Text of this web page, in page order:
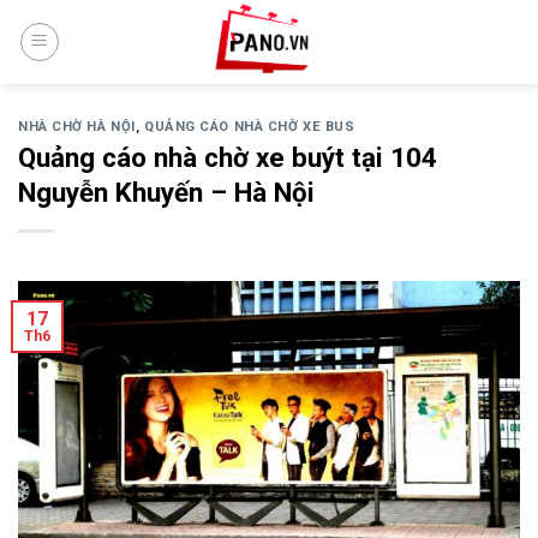
NHÀ CHỜ HÀ NỘI, QUẢNG CÁO NHÀ CHỜ XE BUS
Quảng cáo nhà chờ xe buýt tại 104
Nguyễn Khuyến – Hà Nội
17
Th6